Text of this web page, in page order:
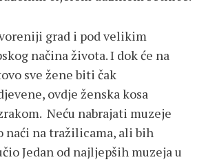
grad i pod velikim
načina života. I dok će na
sve žene biti čak
ovdje ženska kosa
Neću nabrajati muzeje
naći na tražilicama, ali bih
Jedan od najljepših muzeja u